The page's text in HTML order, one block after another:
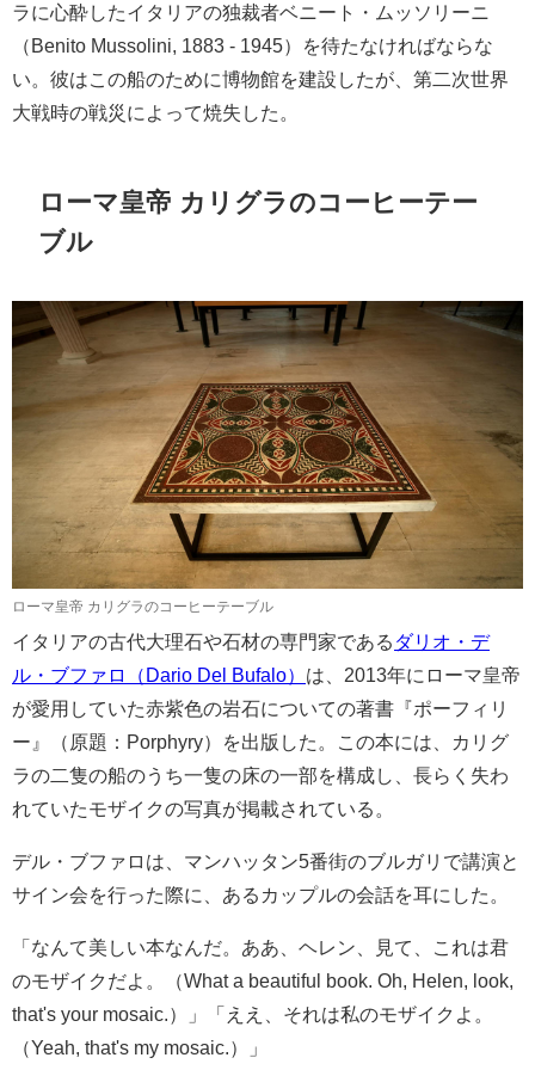
ラに心酔したイタリアの独裁者ベニート・ムッソリーニ
（Benito Mussolini, 1883 - 1945）を待たなければならな
い。彼はこの船のために博物館を建設したが、第二次世界
大戦時の戦災によって焼失した。
ローマ皇帝 カリグラのコーヒーテー
ブル
ローマ皇帝 カリグラのコーヒーテーブル
イタリアの古代大理石や石材の専門家である ダリオ・デ
ル・ブファロ（Dario Del Bufalo） は、2013年に ローマ皇帝
が愛用していた赤紫色の岩石についての著書『ポーフィリ
ー』（原題：Porphyry）を出版した。この本には、カリグ
ラの二隻の船のうち一隻の床の一部を構成し、長らく失わ
れていたモザイクの写真が掲載されている。
デル・ブファロは、マンハッタン5番街のブルガリで講演と
サイン会を行った際に、あるカップルの会話を耳にした。
「なんて美しい本なんだ。ああ、ヘレン、見て、これは君
のモザイクだよ。（What a beautiful book. Oh, Helen, look,
that's your mosaic.）」「ええ、それは私のモザイクよ。
（Yeah, that's my mosaic.）」